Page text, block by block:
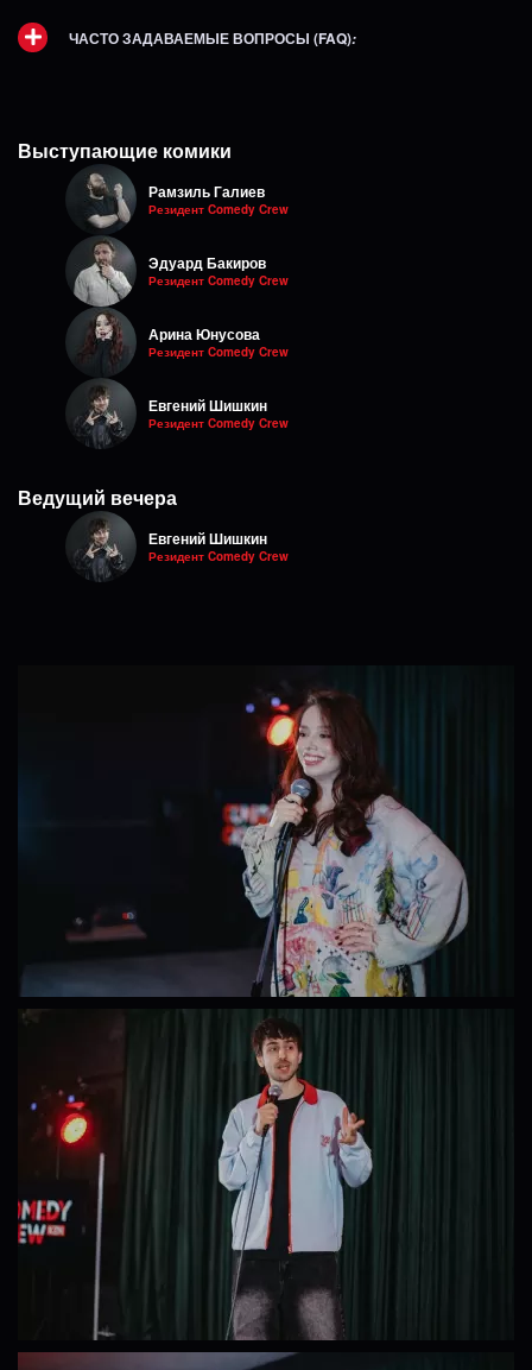
ЧАСТО ЗАДАВАЕМЫЕ ВОПРОСЫ (FAQ):
Выступающие комики
Рамзиль Галиев
Резидент Comedy Crew
Эдуард Бакиров
Резидент Comedy Crew
Арина Юнусова
Резидент Comedy Crew
Евгений Шишкин
Резидент Comedy Crew
Ведущий вечера
Евгений Шишкин
Резидент Comedy Crew